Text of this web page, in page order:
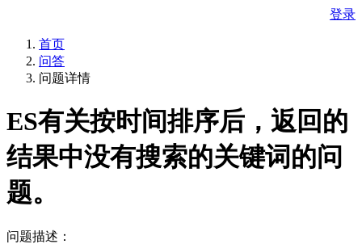
登录
首页
问答
问题详情
ES有关按时间排序后，返回的
结果中没有搜索的关键词的问
题。
问题描述：